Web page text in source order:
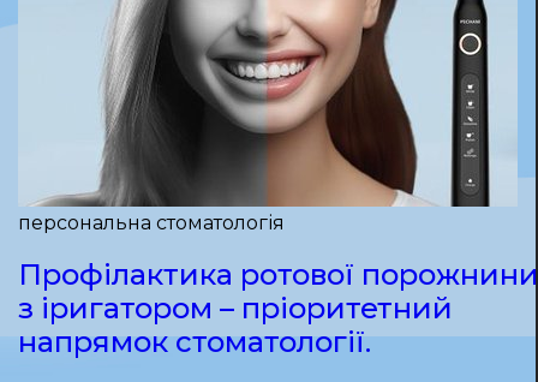
персональна стоматологія
Профілактика ротової порожнини
з іригатором – пріоритетний
напрямок стоматології.